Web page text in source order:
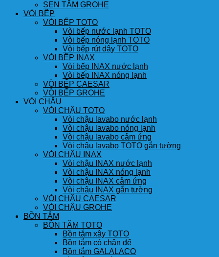
SEN TẮM GROHE
VÒI BẾP
VÒI BẾP TOTO
Vòi bếp nước lạnh TOTO
Vòi bếp nóng lạnh TOTO
Vòi bếp rút dây TOTO
VÒI BẾP INAX
Vòi bếp INAX nước lạnh
Vòi bếp INAX nóng lạnh
VÒI BẾP CAESAR
VÒI BẾP GROHE
VÒI CHẬU
VÒI CHẬU TOTO
Vòi chậu lavabo nước lạnh
Vòi chậu lavabo nóng lạnh
Vòi chậu lavabo cảm ứng
Vòi chậu lavabo TOTO gắn tường
VÒI CHẬU INAX
Vòi chậu INAX nước lạnh
Vòi chậu INAX nóng lạnh
Vòi chậu INAX cảm ứng
Vòi chậu INAX gắn tường
VÒI CHẬU CAESAR
VÒI CHẬU GROHE
BỒN TẮM
BỒN TẮM TOTO
Bồn tắm xây TOTO
Bồn tắm có chân đế
Bồn tắm GALALACO